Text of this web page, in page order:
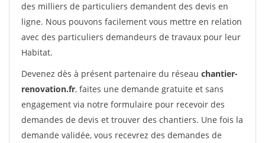
des milliers de particuliers demandent des devis en
ligne. Nous pouvons facilement vous mettre en relation
avec des particuliers demandeurs de travaux pour leur
Habitat.
Devenez dès à présent partenaire du réseau chantier-
renovation.fr, faites une demande gratuite et sans
engagement via notre formulaire pour recevoir des
demandes de devis et trouver des chantiers. Une fois la
demande validée, vous recevrez des demandes de